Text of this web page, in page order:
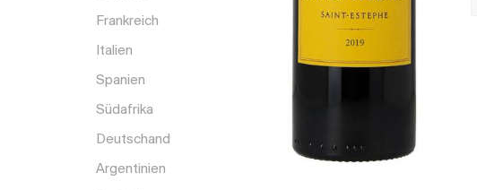
Frankreich
Italien
Spanien
Südafrika
Deutschand
Argentinien